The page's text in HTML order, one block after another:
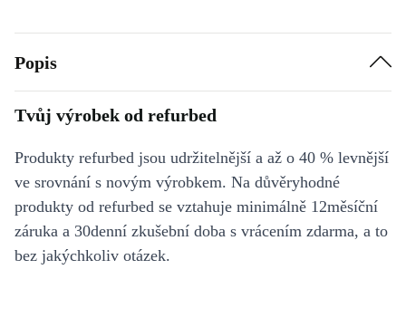
Popis
Tvůj výrobek od refurbed
Produkty refurbed jsou udržitelnější a až o 40 % levnější
ve srovnání s novým výrobkem. Na důvěryhodné
produkty od refurbed se vztahuje minimálně 12měsíční
záruka a 30denní zkušební doba s vrácením zdarma, a to
bez jakýchkoliv otázek.